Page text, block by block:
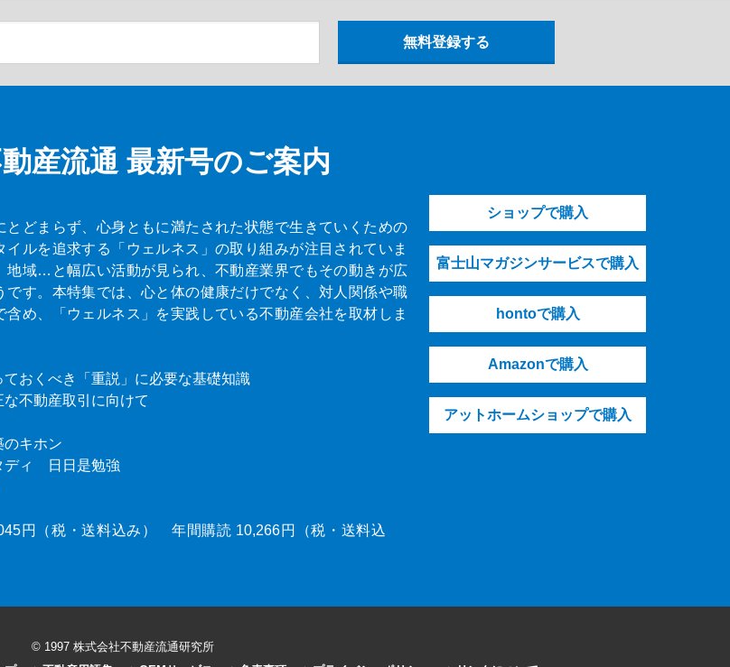
産流通 最新号のご案内
とどまらず、心身ともに満たされた状態で生きていくための
イルを追求する「ウェルネス」の取り組みが注目されていま
地域…と幅広い活動が見られ、不動産業界でもその動きが広
です。本特集では、心と体の健康だけでなく、対人関係や職
含め、「ウェルネス」を実践している不動産会社を取材しま
ておくべき「重説」に必要な基礎知識
な不動産取引に向けて
のキホン
ディ 日日是勉強
円（税・送料込み） 年間購読 10,266円（税・送料込
ショップで購入
富士山マガジンサービスで購入
hontoで購入
Amazonで購入
アットホームショップで購入
© 1997 株式会社不動産流通研究所